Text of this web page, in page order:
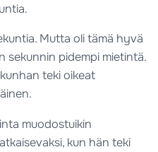
Mutta oli tämä hyvä
sekunnin pidempi mietintä.
teki oikeat
muodostuikin
kun hän teki